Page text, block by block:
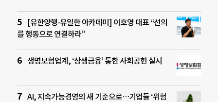
[유한양행-유일한 아카데미] 이호영 대표 “선의
를 행동으로 연결하라”
생명보험업계, ‘상생금융’ 통한 사회공헌 실시
AI, 지속가능경영의 새 기준으로…기업들 ‘위험